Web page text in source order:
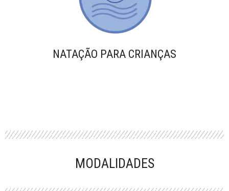
NATAÇÃO PARA CRIANÇAS
MODALIDADES